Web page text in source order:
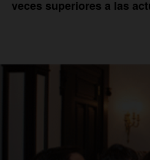
veces superiores a las